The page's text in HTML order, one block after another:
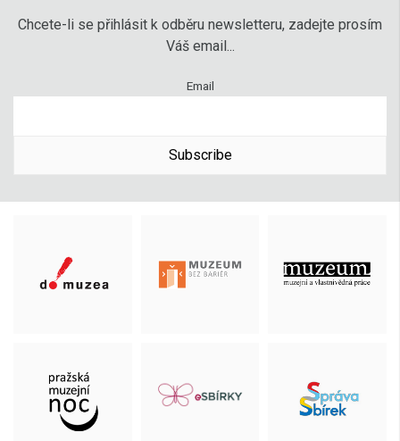
Chcete-li se přihlásit k odběru newsletteru, zadejte prosím
Váš email...
Email
Subscribe